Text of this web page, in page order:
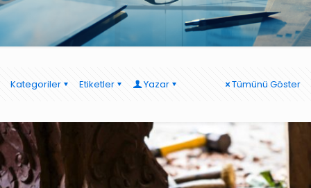
Kategoriler Etiketler Yazar Tümünü Göster